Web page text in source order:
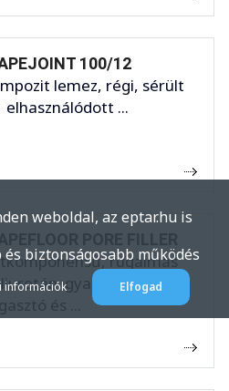
100/12
lemez, régi, sérült
elhasználódott ...
rugalmas
gyanta alapú
és ...
weboldal, az eptar.hu is
biztonságosabb működés
információk Elfogad